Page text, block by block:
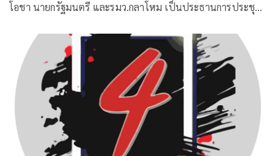
โอชา นายกรัฐมนตรี และรมว.กลาโหม เป็นประธานการประชุม
จากเหตุการณ์ที่ศูนย์พัฒนาเด็กเล็กอบต.อุทัยสวรรค์ อ.นากลาง
จ.หนองบัวลำภู ก่อนที่ช่วงบ่าย